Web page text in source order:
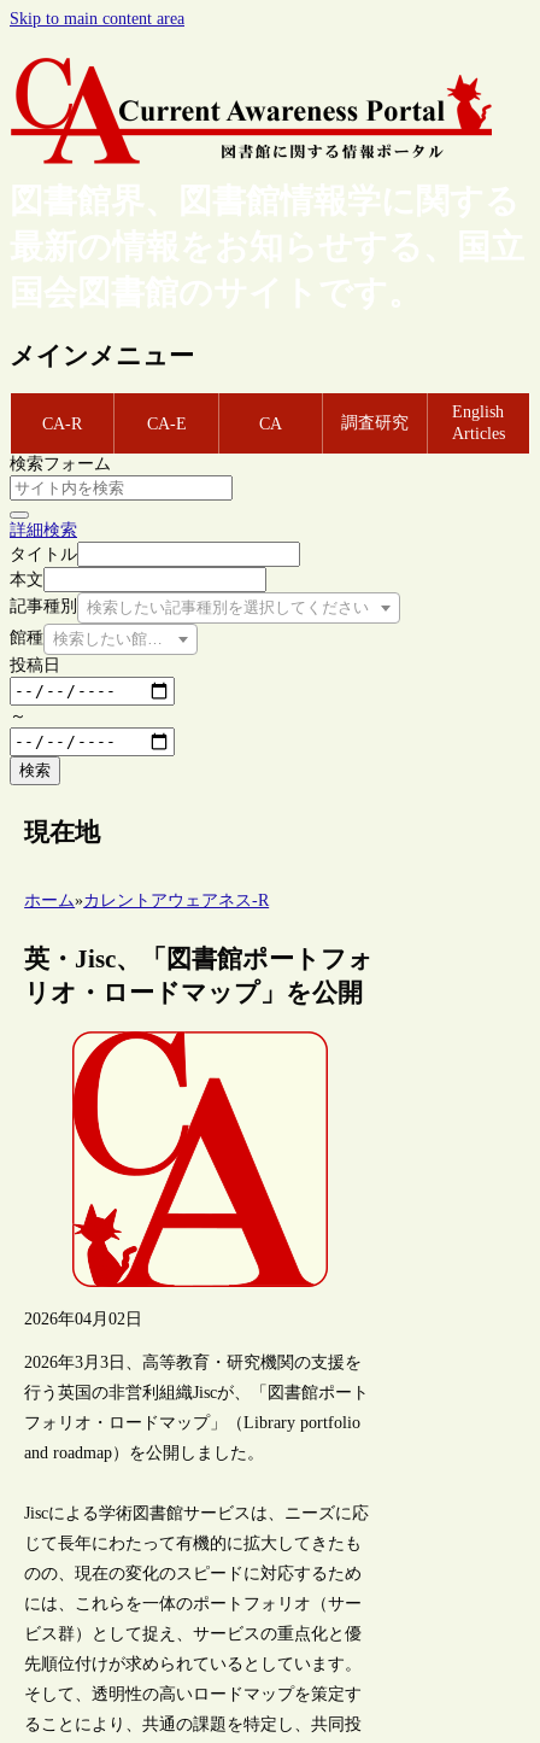
Skip to main content area
図書館界、図書館情報学に関する
最新の情報をお知らせする、国立
国会図書館のサイトです。
メインメニュー
CA-R CA-E CA 調査研究
English
Articles
検索フォーム
詳細検索
タイトル
本文
記事種別
検索したい記事種別を選択してください
館種 検索したい館種を選択してください
投稿日
～
検索
現在地
ホーム»カレントアウェアネス-R
英・Jisc、「図書館ポートフォ
リオ・ロードマップ」を公開
2026年04月02日
2026年3月3日、高等教育・研究機関の支援を
行う英国の非営利組織Jiscが、「図書館ポート
フォリオ・ロードマップ」（Library portfolio
and roadmap）を公開しました。
Jiscによる学術図書館サービスは、ニーズに応
じて長年にわたって有機的に拡大してきたも
のの、現在の変化のスピードに対応するため
には、これらを一体のポートフォリオ（サー
ビス群）として捉え、サービスの重点化と優
先順位付けが求められているとしています。
そして、透明性の高いロードマップを策定す
ることにより、共通の課題を特定し、共同投